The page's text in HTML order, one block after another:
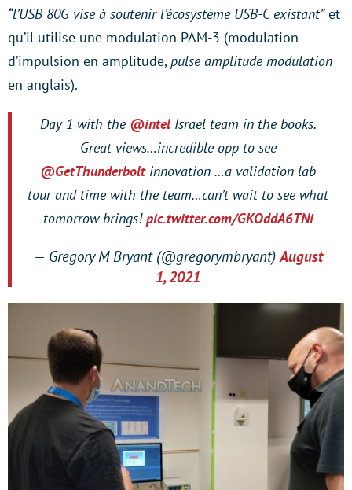
“l’USB 80G vise à soutenir l’écosystème USB-C existant”et
qu’il utilise une modulation PAM-3 (modulation
d’impulsion en amplitude,pulse amplitude modulation
en anglais).
Day 1 with the @intelIsrael team in the books.
Great views…incredible opp to see
@GetThunderboltinnovation …a validation lab
tour and time with the team…can’t wait to see what
tomorrow brings!pic.twitter.com/GKOddA6TNi
— Gregory M Bryant (@gregorymbryant)August
1, 2021